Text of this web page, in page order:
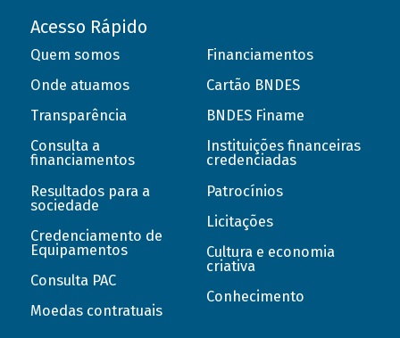
Acesso Rápido
Quem somos
Onde atuamos
Transparência
Consulta a
financiamentos
Resultados para a
sociedade
Credenciamento de
Equipamentos
Consulta PAC
Moedas contratuais
Financiamentos
Cartão BNDES
BNDES Finame
Instituições financeiras
credenciadas
Patrocínios
Licitações
Cultura e economia
criativa
Conhecimento